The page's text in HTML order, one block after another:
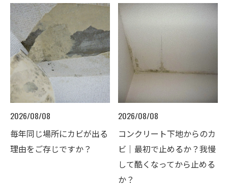
2026/08/08
毎年同じ場所にカビが出る
理由をご存じですか？
2026/08/08
コンクリート下地からのカ
ビ｜最初で止めるか？我慢
して酷くなってから止める
か？